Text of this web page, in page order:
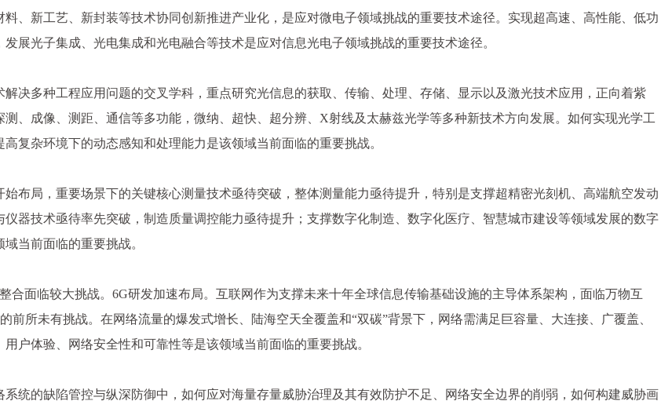
、新工艺、新封装等技术协同创新推进产业化，是应对微电子领域挑战的重要技术途径。实现超高速、高性能、低功
展光子集成、光电集成和光电融合等技术是应对信息光电子领域挑战的重要技术途径。
决多种工程应用问题的交叉学科，重点研究光信息的获取、传输、处理、存储、显示以及激光技术应用，正向着紫
、成像、测距、通信等多功能，微纳、超快、超分辨、X射线及太赫兹光学等多种新技术方向发展。如何实现光学工
复杂环境下的动态感知和处理能力是该领域当前面临的重要挑战。
布局，重要场景下的关键核心测量技术亟待突破，整体测量能力亟待提升，特别是支撑超精密光刻机、高端航空发动
器技术亟待率先突破，制造质量调控能力亟待提升；支撑数字化制造、数字化医疗、智慧城市建设等领域发展的数字
当前面临的重要挑战。
合面临较大挑战。6G研发加速布局。互联网作为支撑未来十年全球信息传输基础设施的主导体系架构，面临万物互
所未有挑战。在网络流量的爆发式增长、陆海空天全覆盖和“双碳”背景下，网络需满足巨容量、大连接、广覆盖、
户体验、网络安全性和可靠性等是该领域当前面临的重要挑战。
统的缺陷管控与纵深防御中，如何应对海量存量威胁治理及其有效防护不足、网络安全边界的削弱，如何构建威胁画